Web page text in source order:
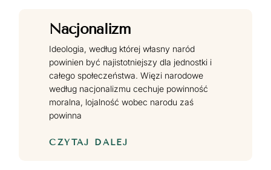
Nacjonalizm
Ideologia, według której własny naród
powinien być najistotniejszy dla jednostki i
całego społeczeństwa. Więzi narodowe
według nacjonalizmu cechuje powinność
moralna, lojalność wobec narodu zaś
powinna
CZYTAJ DALEJ